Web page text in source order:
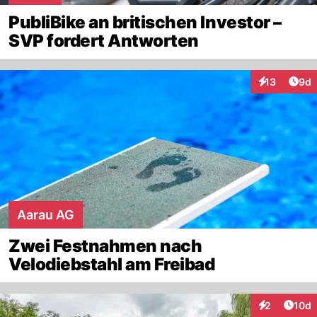
PubliBike an britischen Investor –
SVP fordert Antworten
13
Interaktionen
9d
Aarau AG
Zwei Festnahmen nach
Velodiebstahl am Freibad
2
Interaktionen
10d